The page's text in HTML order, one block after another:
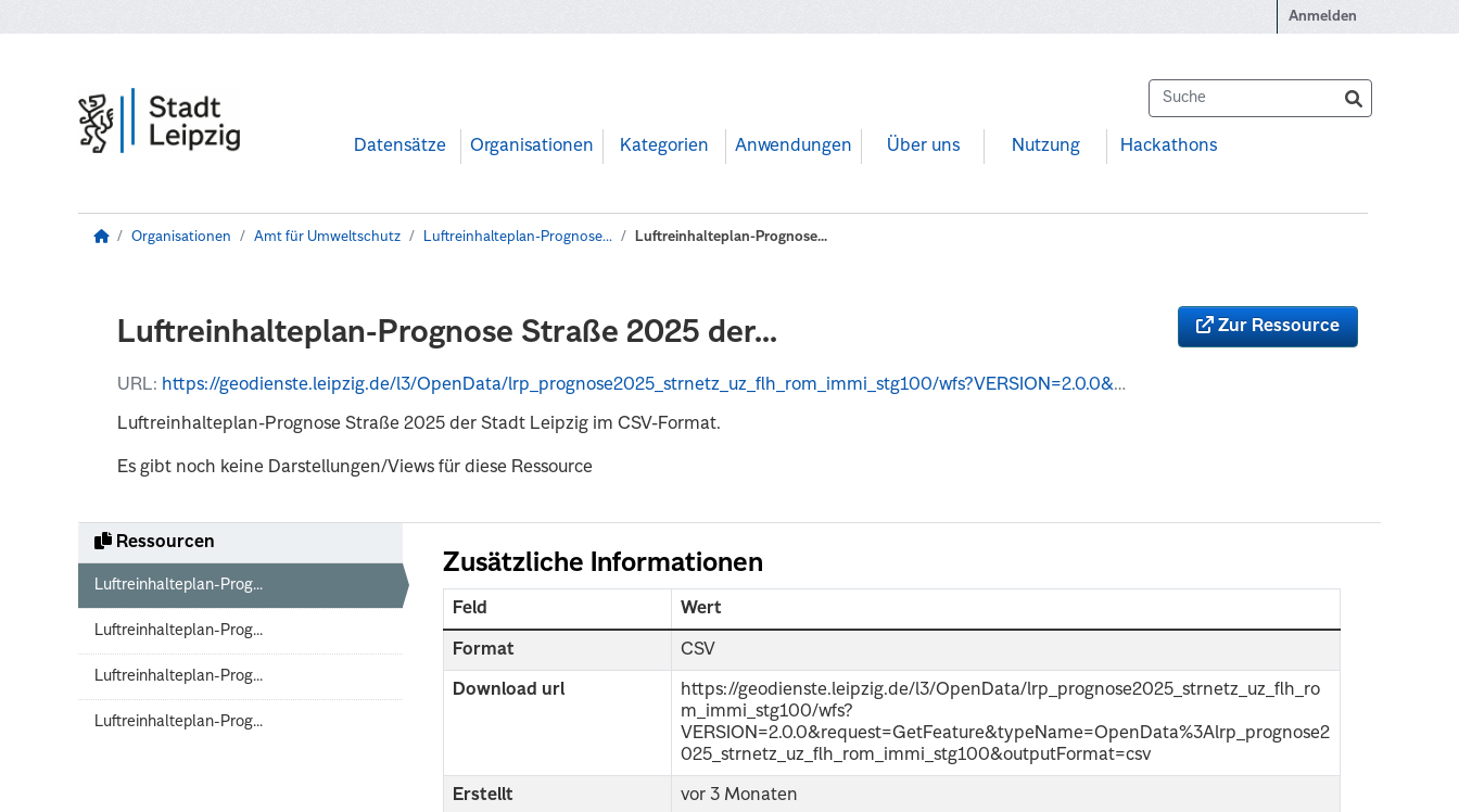
Anmelden
Datensätze Organisationen Kategorien Anwendungen Über uns Nutzung Hackathons
Organisationen Amt für Umweltschutz Luftreinhalteplan-Prognose... Luftreinhalteplan-Prognose...
Zur Ressource
Luftreinhalteplan-Prognose Straße 2025 der...
URL: https://geodienste.leipzig.de/l3/OpenData/lrp_prognose2025_strnetz_uz_flh_rom_immi_stg100/wfs?VERSION=2.0.0&request=GetFeature&typeName=OpenData%3Alrp_prognose2025_strnetz_uz_flh_rom_immi_stg100&outputFormat=csv
Luftreinhalteplan-Prognose Straße 2025 der Stadt Leipzig im CSV-Format.
Es gibt noch keine Darstellungen/Views für diese Ressource
Ressourcen
Luftreinhalteplan-Prog...
Luftreinhalteplan-Prog...
Luftreinhalteplan-Prog...
Luftreinhalteplan-Prog...
Zusätzliche Informationen
Feld Wert
Format CSV
Download url
https://geodienste.leipzig.de/l3/OpenData/lrp_prognose2025_strnetz_uz_flh_ro
m_immi_stg100/wfs?
VERSION=2.0.0&request=GetFeature&typeName=OpenData%3Alrp_prognose2
025_strnetz_uz_flh_rom_immi_stg100&outputFormat=csv
Erstellt vor 3 Monaten